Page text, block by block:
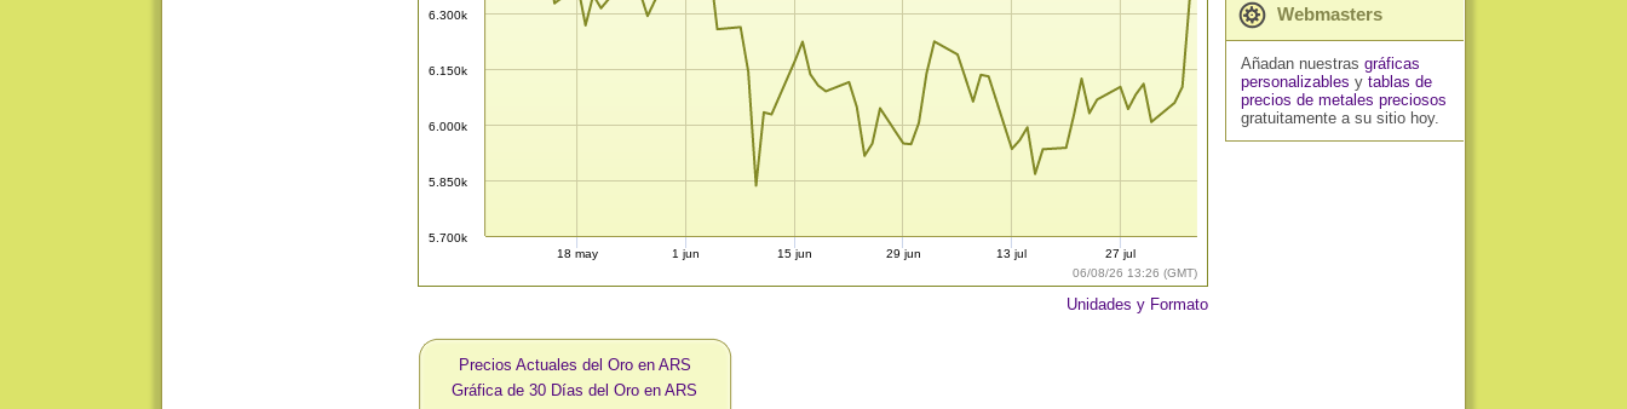
06/08/26 13:26 (GMT)
5.700k
5.850k
6.000k
6.150k
6.300k
18 may 1 jun 15 jun 29 jun 13 jul 27 jul
Unidades y Formato
Precios Actuales del Oro en ARS
Gráfica de 30 Días del Oro en ARS
Webmasters
Añadan nuestras gráficas
personalizables y tablas de
precios de metales preciosos
gratuitamente a su sitio hoy.